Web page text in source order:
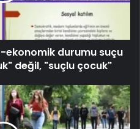
ekonomik durumu suçu
değil, "suçlu çocuk"